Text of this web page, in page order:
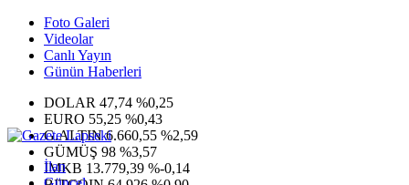
Foto Galeri
Videolar
Canlı Yayın
Günün Haberleri
DOLAR 47,74 %0,25
EURO 55,25 %0,43
G.ALTIN6.660,55 %2,59
GÜMÜŞ 98 %3,57
IMKB 13.779,39 %-0,14
İlan